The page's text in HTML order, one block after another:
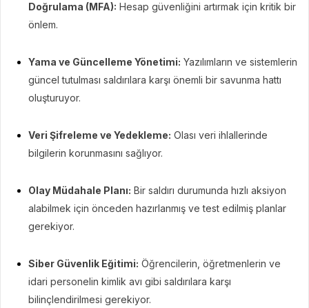
Doğrulama (MFA): Hesap güvenliğini artırmak için kritik bir
önlem.
Yama ve Güncelleme Yönetimi: Yazılımların ve sistemlerin
güncel tutulması saldırılara karşı önemli bir savunma hattı
oluşturuyor.
Veri Şifreleme ve Yedekleme: Olası veri ihlallerinde
bilgilerin korunmasını sağlıyor.
Olay Müdahale Planı: Bir saldırı durumunda hızlı aksiyon
alabilmek için önceden hazırlanmış ve test edilmiş planlar
gerekiyor.
Siber Güvenlik Eğitimi: Öğrencilerin, öğretmenlerin ve
idari personelin kimlik avı gibi saldırılara karşı
bilinçlendirilmesi gerekiyor.